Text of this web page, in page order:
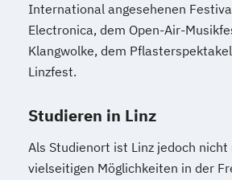
(DE/EN)
Innovation and
International Healthcare
(DE/EN)
Internationales Marketing
Journalismus und digitale
Kindheitspädagogik
International angesehenen
Electronica, dem Open-Air-
Klangwolke, dem
Linzfest.
Studieren in Linz
Als Studienort ist Linz jedoch nicht
vielseitigen Möglichkeiten in der